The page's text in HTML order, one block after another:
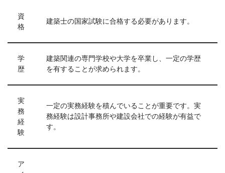
資
格
建築士の国家試験に合格する必要があります。
学
歴
建築関連の専門学校や大学を卒業し、一定の学歴
を有することが求められます。
実
務
経
験
一定の実務経験を積んでいることが重要です。実
務経験は設計事務所や建設会社での経験が有益で
す。
ア